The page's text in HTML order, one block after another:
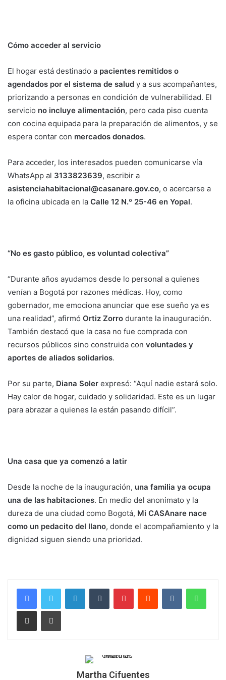
Cómo acceder al servicio
El hogar está destinado a pacientes remitidos o
agendados por el sistema de salud y a sus acompañantes,
priorizando a personas en condición de vulnerabilidad. El
servicio no incluye alimentación, pero cada piso cuenta
con cocina equipada para la preparación de alimentos, y se
espera contar con mercados donados.
Para acceder, los interesados pueden comunicarse vía
WhatsApp al 3133823639, escribir a
asistenciahabitacional@casanare.gov.co, o acercarse a
la oficina ubicada en la Calle 12 N.º 25-46 en Yopal.
“No es gasto público, es voluntad colectiva”
“Durante años ayudamos desde lo personal a quienes
venían a Bogotá por razones médicas. Hoy, como
gobernador, me emociona anunciar que ese sueño ya es
una realidad”, afirmó Ortiz Zorro durante la inauguración.
También destacó que la casa no fue comprada con
recursos públicos sino construida con voluntades y
aportes de aliados solidarios.
Por su parte, Diana Soler expresó: “Aquí nadie estará solo.
Hay calor de hogar, cuidado y solidaridad. Este es un lugar
para abrazar a quienes la están pasando difícil”.
Una casa que ya comenzó a latir
Desde la noche de la inauguración, una familia ya ocupa
una de las habitaciones. En medio del anonimato y la
dureza de una ciudad como Bogotá, Mi CASAnare nace
como un pedacito del llano, donde el acompañamiento y la
dignidad siguen siendo una prioridad.
LinkedInTumblr PinterestReddit VKontakte
Compartir por correo electrónicoImprimir
Martha Cifuentes